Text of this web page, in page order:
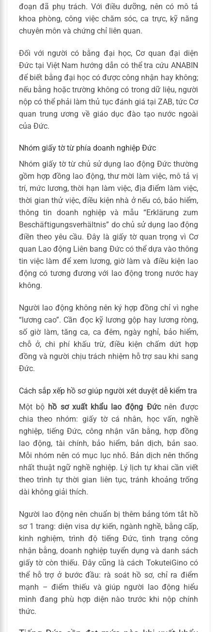
đoạn đã phụ trách. Với điều dưỡng, nên có mô tả
khoa phòng, công việc chăm sóc, ca trực, kỹ năng
chuyên môn và chứng chỉ liên quan.
Đối với người có bằng đại học, Cơ quan đại diện
Đức tại Việt Nam hướng dẫn có thể tra cứu ANABIN
để biết bằng đại học có được công nhận hay không;
nếu bằng hoặc trường không có trong dữ liệu, người
nộp có thể phải làm thủ tục đánh giá tại ZAB, tức Cơ
quan trung ương về giáo dục đào tạo nước ngoài
của Đức.
Nhóm giấy tờ từ phía doanh nghiệp Đức
Nhóm giấy tờ từ chủ sử dụng lao động Đức thường
gồm hợp đồng lao động, thư mời làm việc, mô tả vị
trí, mức lương, thời hạn làm việc, địa điểm làm việc,
thời gian thử việc, điều kiện nhà ở nếu có, bảo hiểm,
thông tin doanh nghiệp và mẫu “Erklärung zum
Beschäftigungsverhältnis” do chủ sử dụng lao động
điền theo yêu cầu. Đây là giấy tờ quan trọng vì Cơ
quan Lao động Liên bang Đức có thể dựa vào thông
tin việc làm để xem lương, giờ làm và điều kiện lao
động có tương đương với lao động trong nước hay
không.
Người lao động không nên ký hợp đồng chỉ vì nghe
“lương cao”. Cần đọc kỹ lương gộp hay lương ròng,
số giờ làm, tăng ca, ca đêm, ngày nghỉ, bảo hiểm,
chỗ ở, chi phí khấu trừ, điều kiện chấm dứt hợp
đồng và người chịu trách nhiệm hỗ trợ sau khi sang
Đức.
Cách sắp xếp hồ sơ giúp người xét duyệt dễ kiểm tra
Một bộ hồ sơ xuất khẩu lao động Đứcnên được
chia theo nhóm: giấy tờ cá nhân, học vấn, nghề
nghiệp, tiếng Đức, công nhận văn bằng, hợp đồng
lao động, tài chính, bảo hiểm, bản dịch, bản sao.
Mỗi nhóm nên có mục lục nhỏ. Bản dịch nên thống
nhất thuật ngữ nghề nghiệp. Lý lịch tự khai cần viết
theo trình tự thời gian liên tục, tránh khoảng trống
dài không giải thích.
Người lao động nên chuẩn bị thêm bảng tóm tắt hồ
sơ 1 trang: diện visa dự kiến, ngành nghề, bằng cấp,
kinh nghiệm, trình độ tiếng Đức, tình trạng công
nhận bằng, doanh nghiệp tuyển dụng và danh sách
giấy tờ còn thiếu. Đây cũng là cách TokuteiGino có
thể hỗ trợ ở bước đầu: rà soát hồ sơ, chỉ ra điểm
mạnh – điểm thiếu và giúp người lao động hiểu
mình đang phù hợp diện nào trước khi nộp chính
thức.